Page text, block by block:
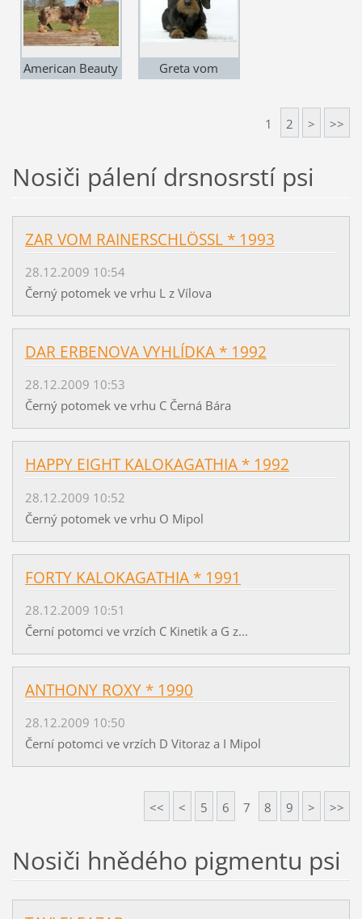
American Beauty
Greta vom
1 2 > >>
Nosiči pálení drsnosrstí psi
ZAR VOM RAINERSCHLÖSSL * 1993
28.12.2009 10:54
Černý potomek ve vrhu L z Vílova
DAR ERBENOVA VYHLÍDKA * 1992
28.12.2009 10:53
Černý potomek ve vrhu C Černá Bára
HAPPY EIGHT KALOKAGATHIA * 1992
28.12.2009 10:52
Černý potomek ve vrhu O Mipol
FORTY KALOKAGATHIA * 1991
28.12.2009 10:51
Černí potomci ve vrzích C Kinetik a G z...
ANTHONY ROXY * 1990
28.12.2009 10:50
Černí potomci ve vrzích D Vitoraz a I Mipol
<< < 5 6 7 8 9 > >>
Nosiči hnědého pigmentu psi